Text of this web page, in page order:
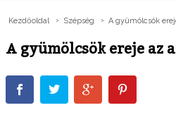
Kezdőoldal Szépség A gyümölcsök
A gyümölcsök ereje az